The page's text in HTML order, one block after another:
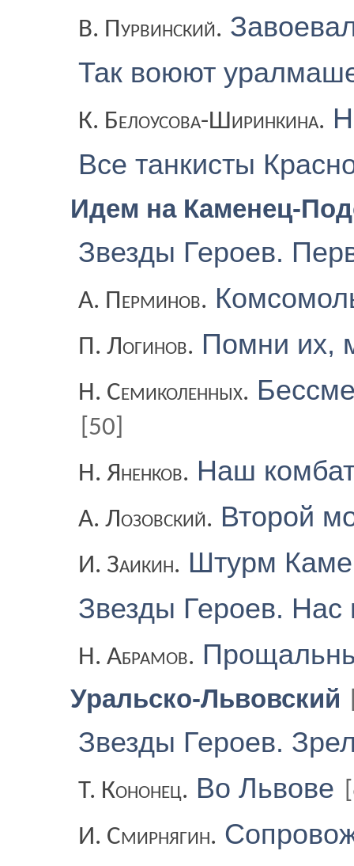
В. Пурвинский.
Так воюют
К. Белоусова-Ширинкина.
Все танкисты
Идем на Каменец-
Звезды Героев.
А. Перминов.
П. Логинов. Помни их,
Н. Семиколенных.
[50]
Н. Яненков. Наш
А. Лозовский. Второй
И. Заикин. Штурм
Звезды Героев. Нас
Н. Абрамов.
Уральско-Львовский
Звезды Героев.
Т. Кононец. Во Львове
И. Смирнягин.